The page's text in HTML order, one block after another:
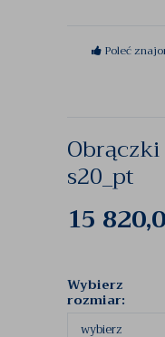
Poleć
s20_pt
15
Wybierz
rozmiar: